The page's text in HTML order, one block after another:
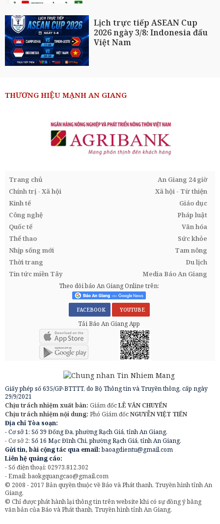
Lịch trực tiếp ASEAN Cup
2026 ngày 3/8: Indonesia đấu
Việt Nam
THƯƠNG HIỆU MẠNH AN GIANG
Trang chủ
An Giang 24 giờ
Chính trị - Xã hội
Xã hội - Từ thiện
Kinh tế
Giáo dục
Công nghệ
Pháp luật
Quốc tế
Văn hóa
Thể thao
Sức khỏe
Nhịp sống mới
Tam nông
Thời trang
Du lịch
Tin tức miền Tây
Media Báo An Giang
Theo dõi báo An Giang Online trên:
FACEBOOK YOUTUBE
Tải Báo An Giang App
Giấy phép số 635/GP-BTTTT, do Bộ Thông tin và Truyền thông, cấp ngày
29/9/2021
Chịu trách nhiệm xuất bản: Giám đốcLÊ VĂN CHUYỂN
Chịu trách nhiệm nội dung: Phó Giám đốcNGUYỄN VIỆT TIẾN
Địa chỉ Tòa soạn:
- Cơ sở 1: Số 39 Đống Đa, phường Rạch Giá, tỉnh An Giang.
- Cơ sở 2: Số 16 Mạc Đĩnh Chi, phường Rạch Giá, tỉnh An Giang.
Gửi tin, bài cộng tác qua email:baoagdientu@gmail.com
Liên hệ quảng cáo:
- Số điện thoại: 02973.812.302
- Email:baokgquangcao@gmail.com
© 2008 - 2017 Bản quyền thuộc về Báo và Phát thanh, Truyền hình tỉnh An
Giang.
© Chỉ được phát hành lại thông tin trên website khi có sự đồng ý bằng
văn bản của Báo và Phát thanh, Truyền hình tỉnh An Giang.